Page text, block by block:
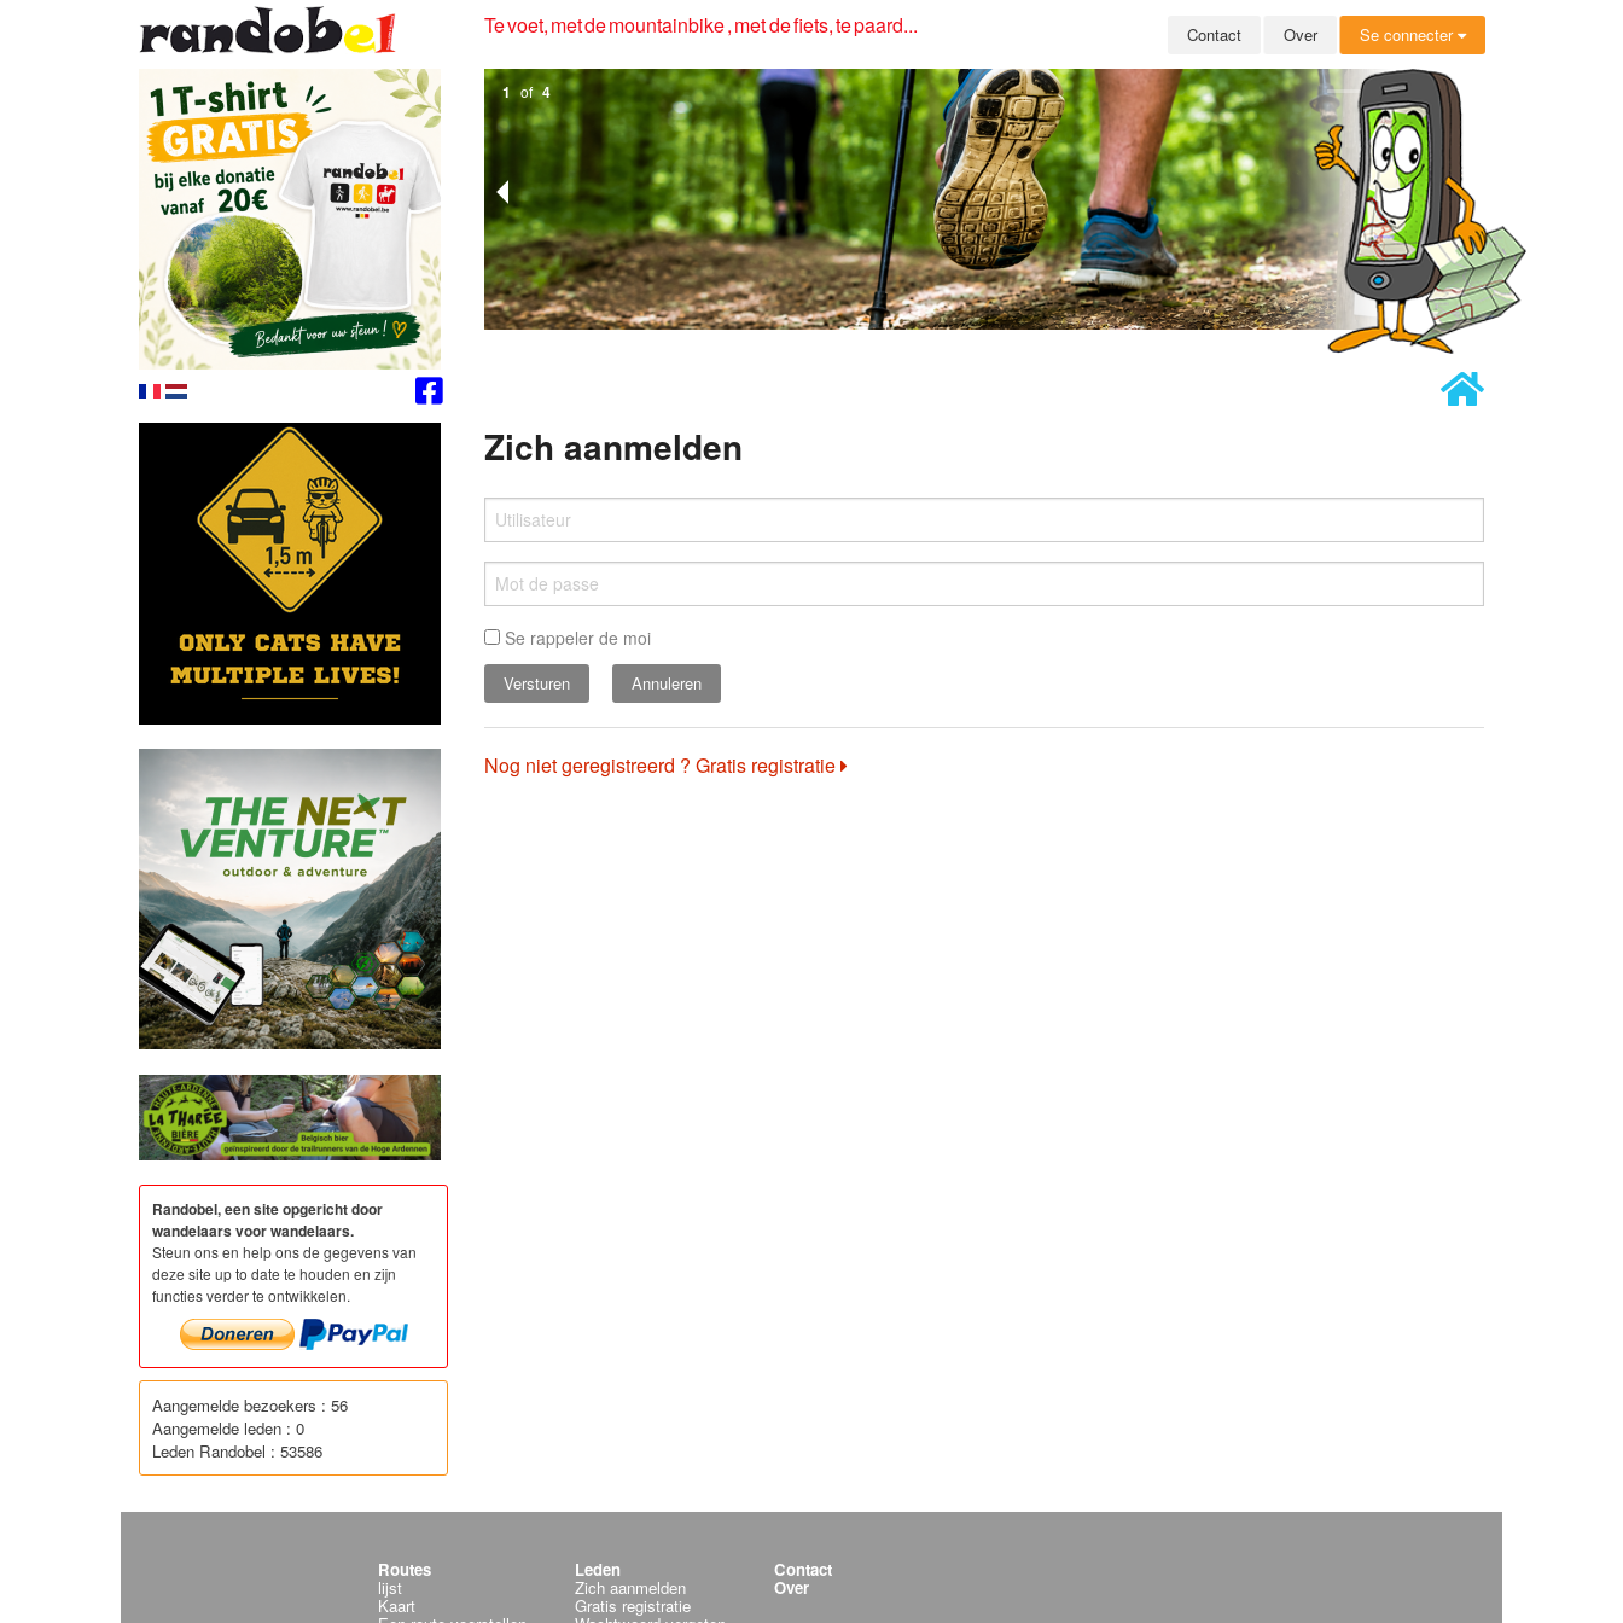
Te voet, met de mountainbike , met de fiets, te paard... Contact Over Se connecter
1 of 4
Zich aanmelden
Se rappeler de moi
Annuleren
Nog niet geregistreerd ? Gratis registratie
Randobel, een site opgericht door
wandelaars voor wandelaars.
Steun ons en help ons de gegevens van
deze site up to date te houden en zijn
functies verder te ontwikkelen.
Aangemelde bezoekers : 56
Aangemelde leden : 0
Leden Randobel : 53586
Routes
lijst
Kaart
Leden
Zich aanmelden
Gratis registratie
Contact
Over